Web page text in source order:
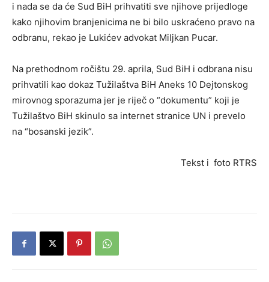
i nada se da će Sud BiH prihvatiti sve njihove prijedloge
kako njihovim branjenicima ne bi bilo uskraćeno pravo na
odbranu, rekao je Lukićev advokat Miljkan Pucar.
Na prethodnom ročištu 29. aprila, Sud BiH i odbrana nisu
prihvatili kao dokaz Tužilaštva BiH Aneks 10 Dejtonskog
mirovnog sporazuma jer je riječ o “dokumentu” koji je
Tužilaštvo BiH skinulo sa internet stranice UN i prevelo
na “bosanski jezik”.
Tekst i foto RTRS